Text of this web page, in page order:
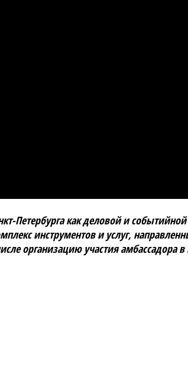
Петербурга как деловой и событийной
инструментов и услуг,
организацию участия